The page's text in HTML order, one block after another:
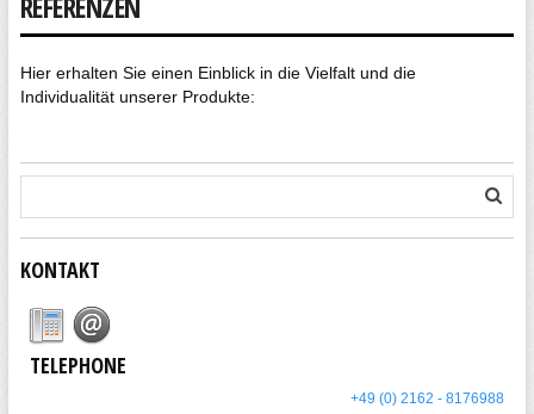
Hier erhalten Sie einen Einblick in die Vielfalt und die
Individualität unserer Produkte:
KONTAKT
TELEPHONE
+49 (0) 2162 - 8176988